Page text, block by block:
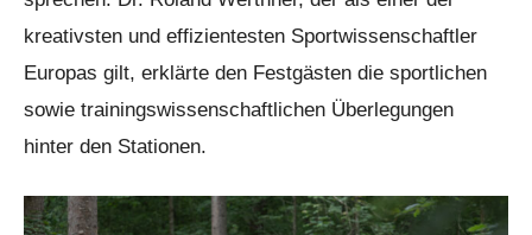
kreativsten und effizientesten Sportwissenschaftler
Europas gilt, erklärte den Festgästen die sportlichen
sowie trainingswissenschaftlichen Überlegungen
hinter den Stationen.